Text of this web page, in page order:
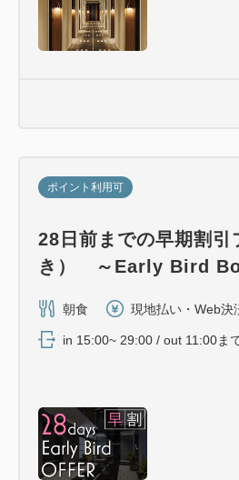
ポイント利用可
28日前までの早期割引
き） ～Early Bird
朝食 現地払い・Web決
in 15:00~ 29:00 / out 11:00ま